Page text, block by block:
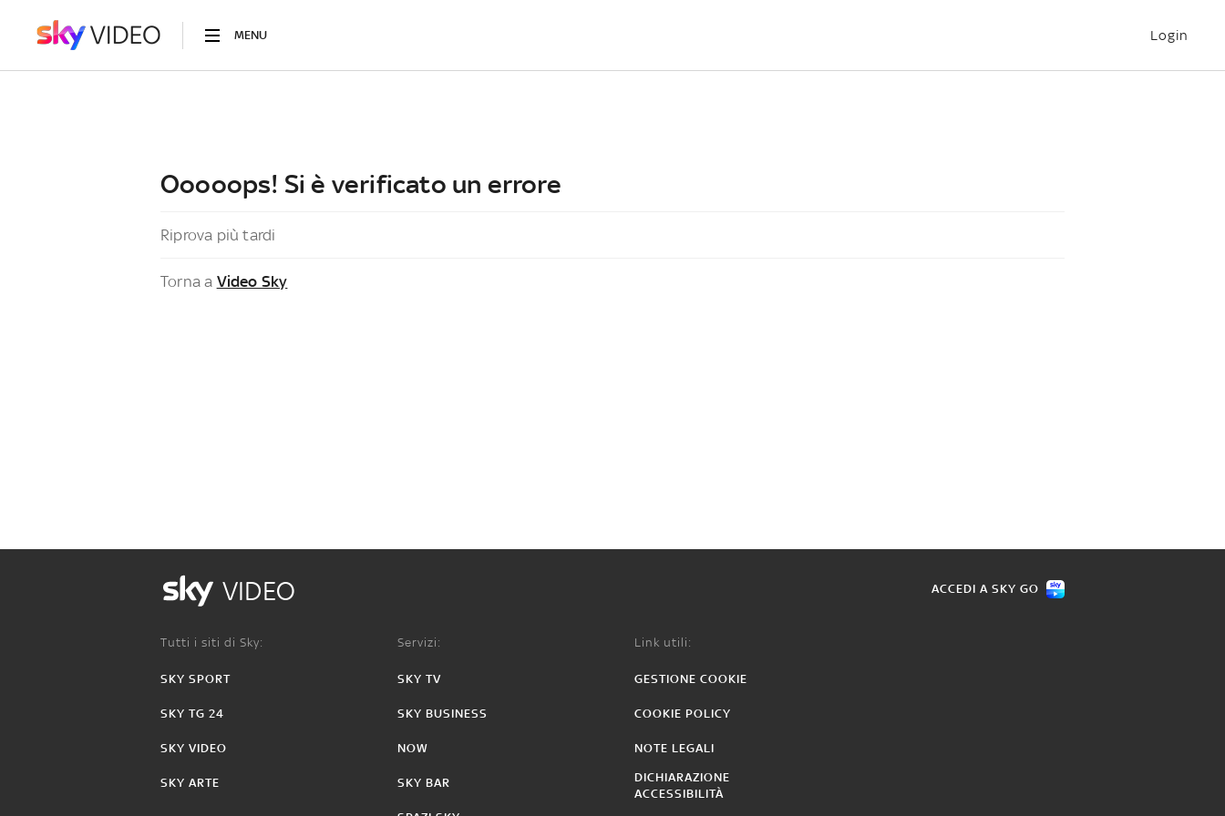
MENU Login
Ooooops! Si è verificato un errore
Riprova più tardi
Torna a Video Sky
VIDEO ACCEDI A SKY GO
Tutti i siti di Sky:
SKY SPORT
SKY TG 24
SKY VIDEO
SKY ARTE
Servizi:
SKY TV
SKY BUSINESS
NOW
SKY BAR
Link utili:
GESTIONE COOKIE
COOKIE POLICY
NOTE LEGALI
DICHIARAZIONE
ACCESSIBILITÀ